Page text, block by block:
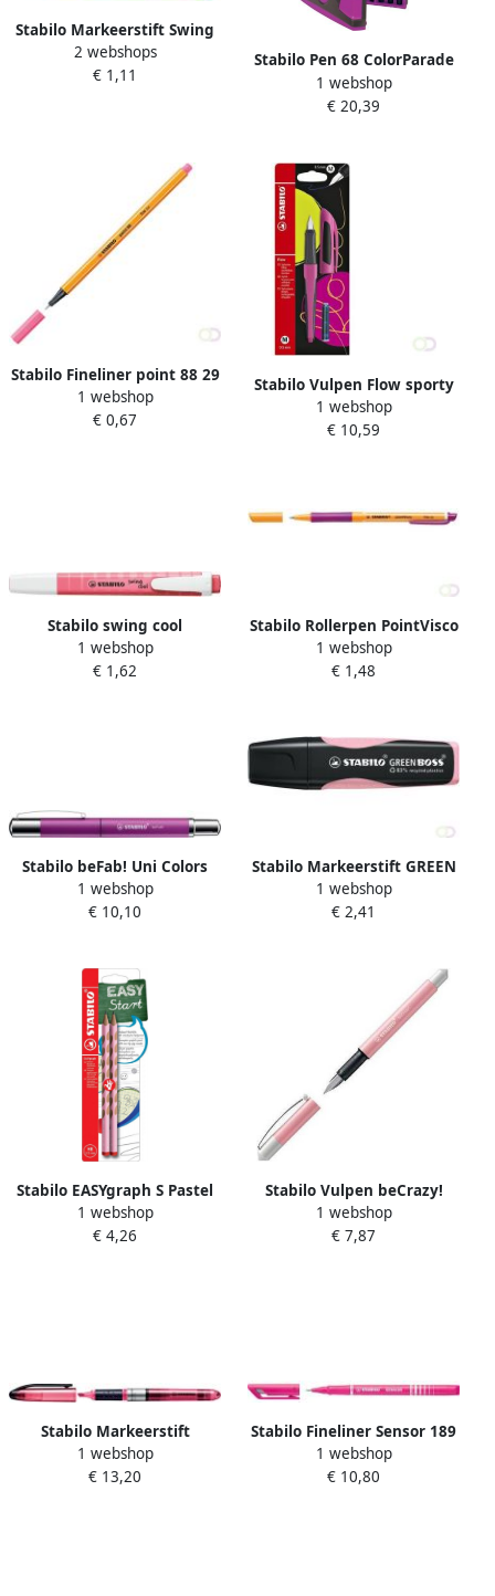
Stabilo Markeerstift Swing
Cool 275 56 roze
2 webshops
€ 1,11
Stabilo Pen 68 ColorParade
lila-grijze doos 20 stuks in
geassorteerde kleuren
1 webshop
€ 20,39
Stabilo Fineliner point 88 29
fijn roze
1 webshop
€ 0,67
Stabilo Vulpen Flow sporty
medium berry blister Ã 1
stuk
1 webshop
€ 10,59
Stabilo swing cool
markeerstift cherry
blossom pink
1 webshop
€ 1,62
Stabilo Rollerpen PointVisco
1099 56 fijn roze
1 webshop
€ 1,48
Stabilo beFab! Uni Colors
vulpen roze
1 webshop
€ 10,10
Stabilo Markeerstift GREEN
BOSS 6070 129 pastel
poederroze
1 webshop
€ 2,41
Stabilo EASYgraph S Pastel
potlood HB 3 15 mm blister
van 2 stuks voor
1 webshop
€ 4,26
Stabilo Vulpen beCrazy!
medium pastel roze
1 webshop
€ 7,87
Stabilo Markeerstift
Navigator 545 56 roze
1 webshop
€ 13,20
Stabilo Fineliner Sensor 189
56 fijn roze
1 webshop
€ 10,80